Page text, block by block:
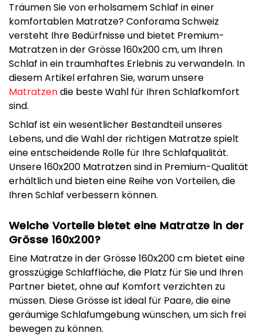
Träumen Sie von erholsamem Schlaf in einer
komfortablen Matratze? Conforama Schweiz
versteht Ihre Bedürfnisse und bietet Premium-
Matratzen in der Grösse 160x200 cm, um Ihren
Schlaf in ein traumhaftes Erlebnis zu verwandeln. In
diesem Artikel erfahren Sie, warum unsere
Matratzendie beste Wahl für Ihren Schlafkomfort
sind.
Schlaf ist ein wesentlicher Bestandteil unseres
Lebens, und die Wahl der richtigen Matratze spielt
eine entscheidende Rolle für Ihre Schlafqualität.
Unsere 160x200 Matratzen sind in Premium-Qualität
erhältlich und bieten eine Reihe von Vorteilen, die
Ihren Schlaf verbessern können.
Welche Vorteile bietet eine Matratze in der
Grösse 160x200?
Eine Matratze in der Grösse 160x200 cm bietet eine
grosszügige Schlaffläche, die Platz für Sie und Ihren
Partner bietet, ohne auf Komfort verzichten zu
müssen. Diese Grösse ist ideal für Paare, die eine
geräumige Schlafumgebung wünschen, um sich frei
bewegen zu können.